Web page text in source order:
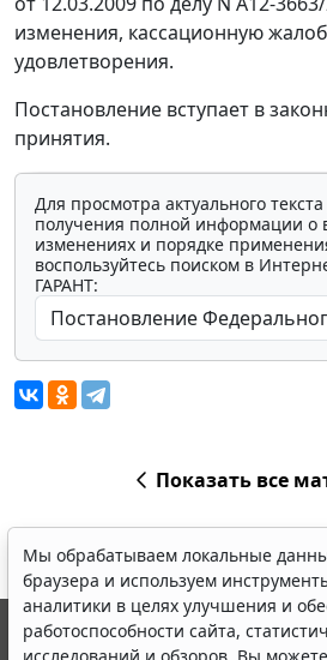
изменения, кассационную
удовлетворения.
Постановление вступает в
принятия.
Для просмотра актуального
получения полной информации о
изменениях и порядке
воспользуйтесь поиском в
ГАРАНТ:
Показать все
Мы обрабатываем локальные
браузера и используем
аналитики в целях улучшения и
работоспособности сайта,
© ООО "НПП "ГАРАНТ-СЕРВИС", 2026.